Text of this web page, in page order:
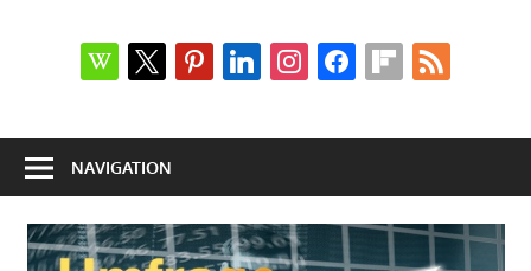
wikipedia
x pinterestlinkedininstagramfacebookflipboard
rss
NAVIGATION